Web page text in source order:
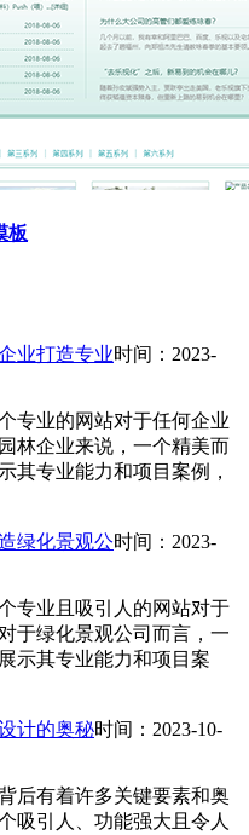
板
业打造专业时间：2023-
专业的网站对于任何企业
林企业来说，一个精美而
其专业能力和项目案例，
绿化景观公时间：2023-
专业且吸引人的网站对于
于绿化景观公司而言，一
示其专业能力和项目案
计的奥秘时间：2023-10-
后有着许多关键要素和奥
吸引人、功能强大且令人